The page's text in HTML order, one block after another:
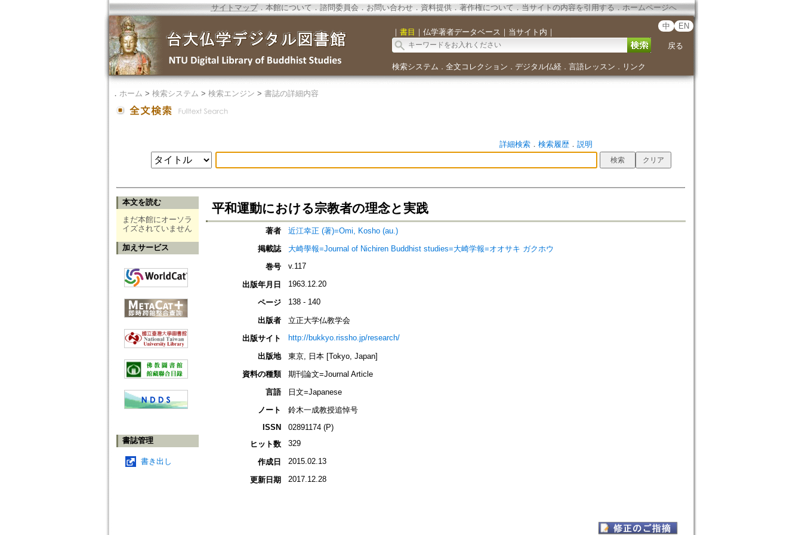
サイトマップ．本館について ． 諮問委員会． お問い合わせ． 資料提供． 著作権について．当サイトの内容を引用する ． ホームページへ
｜ 書目 ｜ 仏学著者データベース ｜ 当サイト内 ｜
中 EN
戻る
検索システム ． 全文コレクション ． デジタル仏経． 言語レッスン ． リンク
． ホーム > 検索システム > 検索エンジン > 書誌の詳細内容
詳細検索． 検索履歴． 説明
本文を読む
まだ本館にオーソラ
イズされていません
加えサービス
書誌管理
書き出し
平和運動における宗教者の理念と実践
著者
近江幸正 (著)=Omi, Kosho (au.)
掲載誌
大崎學報=Journal of Nichiren Buddhist studies=大崎学報=オオサキ ガクホウ
巻号
v.117
出版年月日 1963.12.20
ページ 138 - 140
出版者
立正大学仏教学会
出版サイト
http://bukkyo.rissho.jp/research/
出版地
東京, 日本 [Tokyo, Japan]
資料の種類
期刊論文=Journal Article
言語
日文=Japanese
ノート
鈴木一成教授追悼号
ISSN
02891174 (P)
ヒット数
329
作成日 2015.02.13
更新日期 2017.12.28